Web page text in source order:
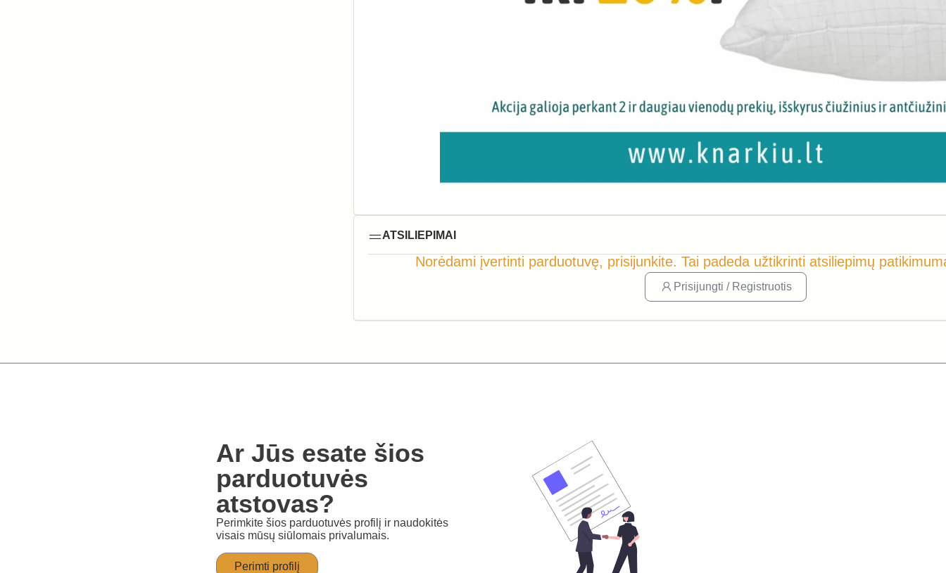
ATSILIEPIMAI
Norėdami įvertinti parduotuvę, prisijunkite. Tai padeda užtikrinti atsiliepimų
Prisijungti / Registruotis
Ar Jūs esate šios
parduotuvės
atstovas?
Perimkite šios parduotuvės profilį ir naudokitės
visais mūsų siūlomais privalumais.
Perimti profilį